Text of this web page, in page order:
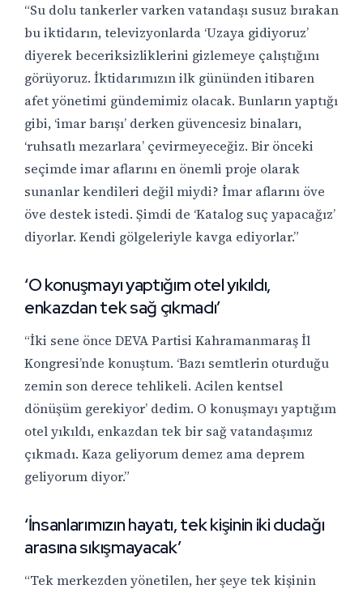
“Su dolu tankerler varken vatandaşı susuz bırakan
bu iktidarın, televizyonlarda ‘Uzaya gidiyoruz’
diyerek beceriksizliklerini gizlemeye çalıştığını
görüyoruz. İktidarımızın ilk gününden itibaren
afet yönetimi gündemimiz olacak. Bunların yaptığı
gibi, ‘imar barışı’ derken güvencesiz binaları,
‘ruhsatlı mezarlara’ çevirmeyeceğiz. Bir önceki
seçimde imar aflarını en önemli proje olarak
sunanlar kendileri değil miydi? İmar aflarını öve
öve destek istedi. Şimdi de ‘Katalog suç yapacağız’
diyorlar. Kendi gölgeleriyle kavga ediyorlar.”
‘O konuşmayı yaptığım otel yıkıldı,
enkazdan tek sağ çıkmadı’
“İki sene önce DEVA Partisi Kahramanmaraş İl
Kongresi’nde konuştum. ‘Bazı semtlerin oturduğu
zemin son derece tehlikeli. Acilen kentsel
dönüşüm gerekiyor’ dedim. O konuşmayı yaptığım
otel yıkıldı, enkazdan tek bir sağ vatandaşımız
çıkmadı. Kaza geliyorum demez ama deprem
geliyorum diyor.”
‘İnsanlarımızın hayatı, tek kişinin iki dudağı
arasına sıkışmayacak’
“Tek merkezden yönetilen, her şeye tek kişinin